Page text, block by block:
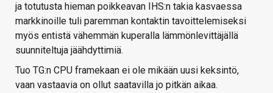
ja totutusta hieman poikkeavan IHS:n takia kasvaessa
markkinoille tuli paremman kontaktin tavoittelemiseksi
myös entistä vähemmän kuperalla lämmönlevittäjällä
suunniteltuja jäähdyttimiä.
Tuo TG:n CPU framekaan ei ole mikään uusi keksintö,
vaan vastaavia on ollut saatavilla jo pitkän aikaa.